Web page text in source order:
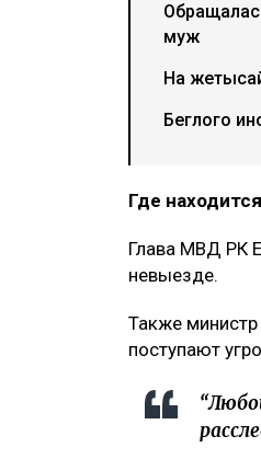
муж
На
Беглого
Где
Глава МВД РК
невыезде.
Также
поступают